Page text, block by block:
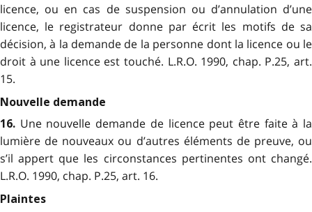
licence, ou en cas de suspension ou d’annulation d’une
licence, le registrateur donne par écrit les motifs de sa
décision, à la demande de la personne dont la licence ou le
droit à une licence est touché. L.R.O. 1990, chap. P.25, art.
15.
Nouvelle demande
16. Une nouvelle demande de licence peut être faite à la
lumière de nouveaux ou d’autres éléments de preuve, ou
s’il appert que les circonstances pertinentes ont changé.
L.R.O. 1990, chap. P.25, art. 16.
Plaintes